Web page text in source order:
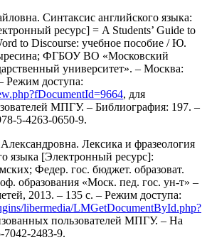
Синтаксис английского языка:
ресурс] = A Students’ Guide to
to Discourse: учебное пособие / Ю.
ФГБОУ ВО «Московский
университет». – Москва:
Режим доступа:
, для
МПГУ. – Библиография: 197. –
5-4263-0650-9.
Лексика и фразеология
языка [Электронный ресурс]:
Федер. гос. бюджет. образоват.
образования «Моск. пед. гос. ун-т» –
2013. – 135 с. – Режим доступа:
libermedia/LMGetDocumentById.php?
пользователей МПГУ. – На
2483-9.